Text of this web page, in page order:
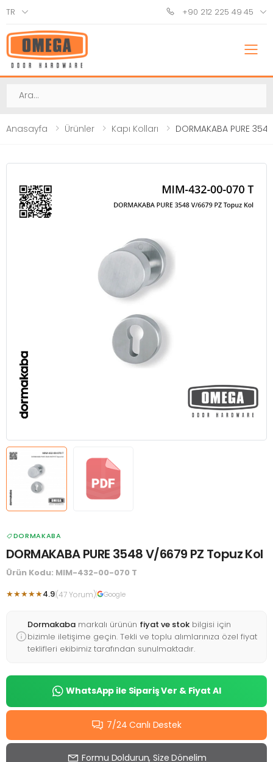
TR +90 212 225 49 45
Ara
Anasayfa Ürünler Kapı Kolları DORMAKABA PURE
DORMAKABA
DORMAKABA PURE 3548 V/6679 PZ Topuz Kol
Ürün Kodu: MIM-432-00-070 T
★★★★★4.9(47 Yorum) Google
Dormakaba markalı ürünün fiyat ve stok bilgisi için
bizimle iletişime geçin. Tekli ve toplu alımlarınıza özel fiyat
teklifleri ekibimiz tarafından sunulmaktadır.
WhatsApp ile Sipariş Ver & Fiyat Al
7/24 Canlı Destek
Formu Doldurun, Size Dönelim